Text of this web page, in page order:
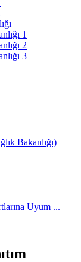
1
2
3
Bakanlığı)
Uyum ...